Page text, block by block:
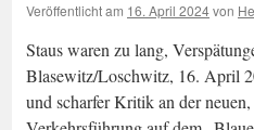
Veröffentlicht am 16. April 2024von
Staus waren zu lang,
Blasewitz/Loschwitz, 16. April
und scharfer Kritik an der